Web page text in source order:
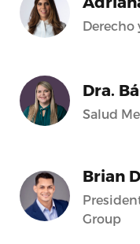
Derecho
Dra.
Salud
Brian
Group